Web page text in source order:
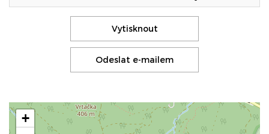
Vytisknout
Odeslat e-mailem
+